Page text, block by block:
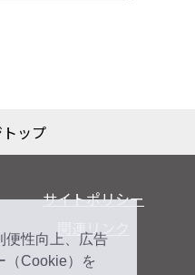
便性向上、広告
（Cookie）を
ップ
サイトポリシー
関連リンク